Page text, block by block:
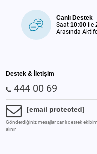
Canlı Destek
Saat10:00 ile
Arasında
Destek & İletişim
444 00 69
[email protected]
Gönderdiğiniz mesajlar canlı destek
alınır